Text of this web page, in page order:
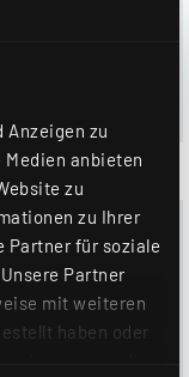
Anzeigen zu
anbieten
zu
zu Ihrer
Partner für soziale
Partner
mit weiteren
haben oder